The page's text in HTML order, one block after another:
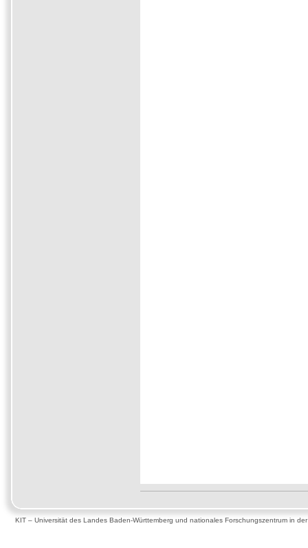
KIT – Universität des Landes Baden-Württemberg und nationales Forschungszentrum in